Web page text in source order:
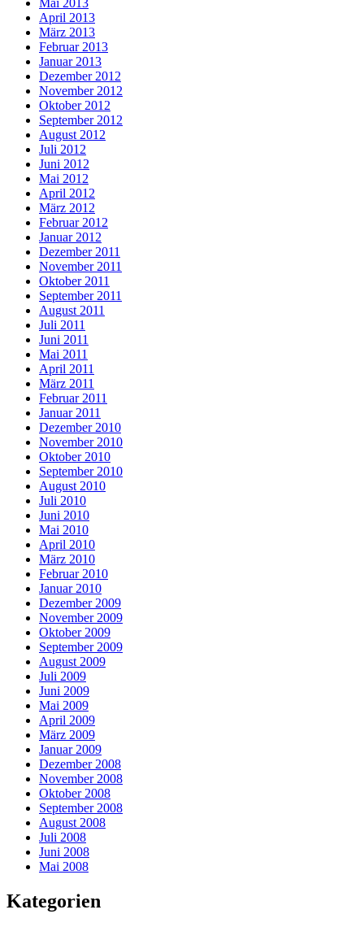
April 2013
März 2013
Februar 2013
Januar 2013
Dezember 2012
November 2012
Oktober 2012
September 2012
August 2012
Juli 2012
Juni 2012
Mai 2012
April 2012
März 2012
Februar 2012
Januar 2012
Dezember 2011
November 2011
Oktober 2011
September 2011
August 2011
Juli 2011
Juni 2011
Mai 2011
April 2011
März 2011
Februar 2011
Januar 2011
Dezember 2010
November 2010
Oktober 2010
September 2010
August 2010
Juli 2010
Juni 2010
Mai 2010
April 2010
März 2010
Februar 2010
Januar 2010
Dezember 2009
November 2009
Oktober 2009
September 2009
August 2009
Juli 2009
Juni 2009
Mai 2009
April 2009
März 2009
Januar 2009
Dezember 2008
November 2008
Oktober 2008
September 2008
August 2008
Juli 2008
Juni 2008
Mai 2008
Kategorien